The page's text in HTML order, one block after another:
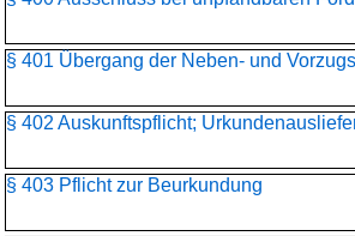
§ 401 Übergang der Neben- und
§ 402 Auskunftspflicht;
§ 403 Pflicht zur Beurkundung